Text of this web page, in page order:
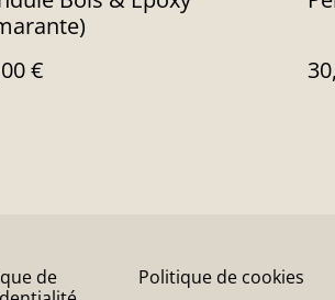
€
de
Politique de cookies